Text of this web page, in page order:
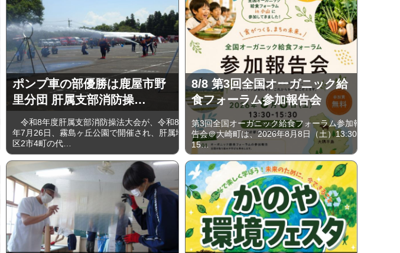
ポンプ車の部優勝は鹿屋市野
里分団 肝属支部消防操…
令和8年度肝属支部消防操法大会が、令和8
年7月26日、霧島ヶ丘公園で開催され、肝属地
区2市4町の代…
8/8 第3回全国オーガニック給
食フォーラム参加報告会
第3回全国オーガニック給食フォーラム参加報
告会＠大崎町は、2026年8月8日（土）13:30-
15…